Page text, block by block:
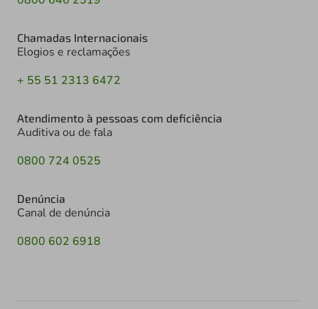
Chamadas Internacionais
Elogios e reclamações
+ 55 51 2313 6472
Atendimento à pessoas com deficiência
Auditiva ou de fala
0800 724 0525
Denúncia
Canal de denúncia
0800 602 6918